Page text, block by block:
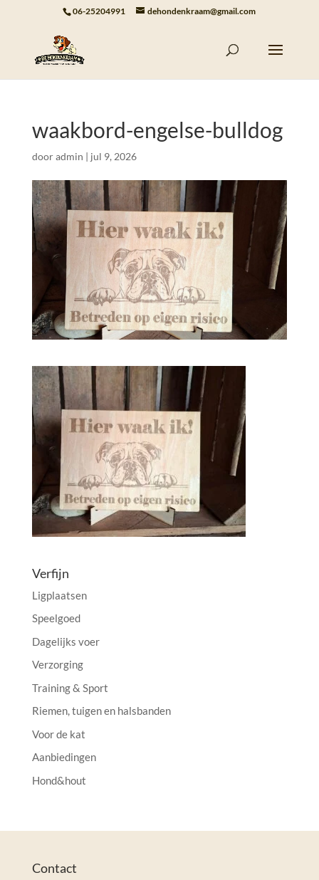
06-25204991 dehondenkraam@gmail.com
waakbord-engelse-bulldog
dooradmin | jul 9, 2026
Verfijn
Ligplaatsen
Speelgoed
Dagelijks voer
Verzorging
Training & Sport
Riemen, tuigen en halsbanden
Voor de kat
Aanbiedingen
Hond&hout
Contact